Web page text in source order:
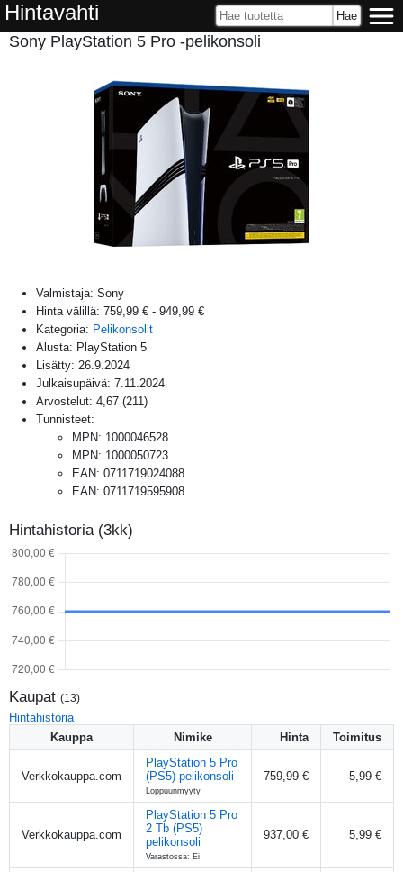
Hintavahti
Sony PlayStation 5 Pro -pelikonsoli
Valmistaja: Sony
Hinta välillä: 759,99 € - 949,99 €
Kategoria: Pelikonsolit
Alusta: PlayStation 5
Lisätty: 26.9.2024
Julkaisupäivä: 7.11.2024
Arvostelut: 4,67 (211 )
Tunnisteet:
MPN: 1000046528
MPN: 1000050723
EAN: 0711719024088
EAN: 0711719595908
Hintahistoria (3kk)
Kaupat (13)
Hintahistoria
Kauppa
Nimike Hinta Toimitus
Verkkokauppa.com
PlayStation 5 Pro
(PS5) pelikonsoli
Loppuunmyyty
759,99 € 5,99 €
Verkkokauppa.com
PlayStation 5 Pro
2 Tb (PS5)
pelikonsoli
Varastossa: Ei
937,00 € 5,99 €